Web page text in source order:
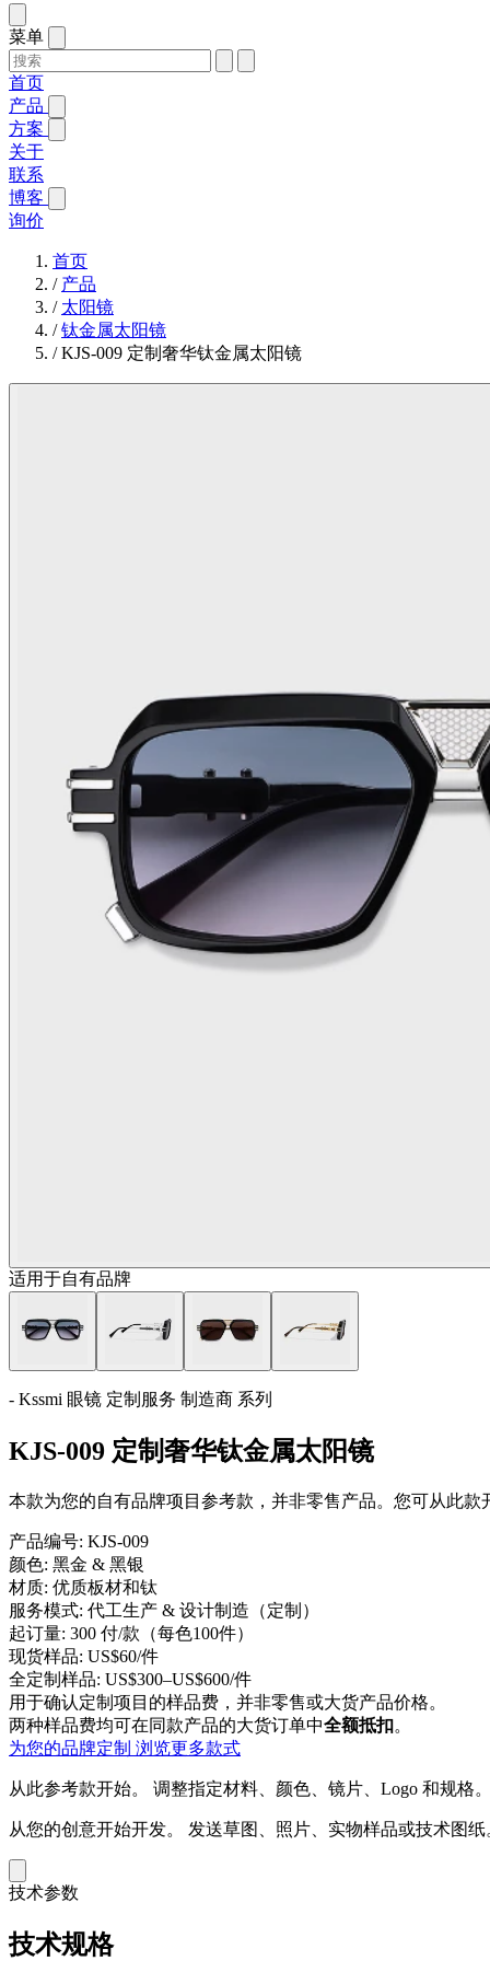
菜单
首页
产品
方案
关于
联系
博客
询价
首页
/ 产品
/ 太阳镜
/钛金属太阳镜
/KJS-009 定制奢华钛金属太阳镜
适用于自有品牌
- Kssmi 眼镜 定制服务 制造商 系列
KJS-009 定制奢华钛金属太阳镜
本款为您的自有品牌项目参考款，并非零售产品。您可从此
产品编号: KJS-009
颜色: 黑金 & 黑银
材质: 优质板材和钛
服务模式: 代工生产 & 设计制造（定制）
起订量: 300 付/款（每色100件）
现货样品: US$60/件
全定制样品: US$300–US$600/件
用于确认定制项目的样品费，并非零售或大货产品价格。
两种样品费均可在同款产品的大货订单中全额抵扣。
为您的品牌定制 浏览更多款式
从此参考款开始。 调整指定材料、颜色、镜片、Logo 和规格
从您的创意开始开发。 发送草图、照片、实物样品或技术图纸
技术参数
技术规格